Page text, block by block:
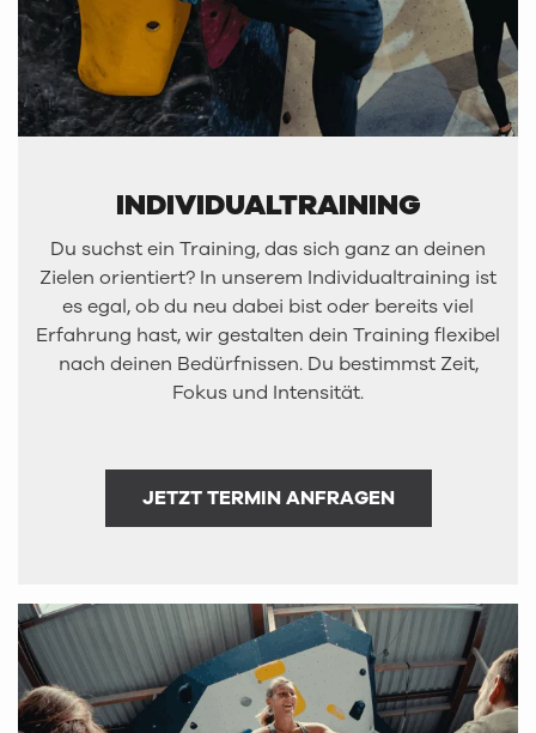
INDIVIDUALTRAINING
Du suchst ein Training, das sich ganz an deinen
Zielen orientiert? In unserem Individualtraining ist
es egal, ob du neu dabei bist oder bereits viel
Erfahrung hast, wir gestalten dein Training flexibel
nach deinen Bedürfnissen. Du bestimmst Zeit,
Fokus und Intensität.
JETZT TERMIN ANFRAGEN